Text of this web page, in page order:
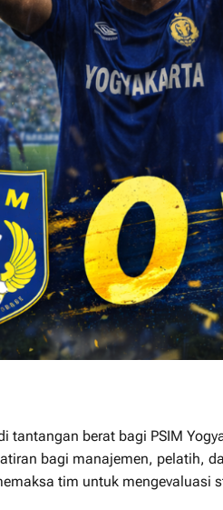
tantangan berat bagi PSIM
bagi manajemen, pelatih,
tim untuk